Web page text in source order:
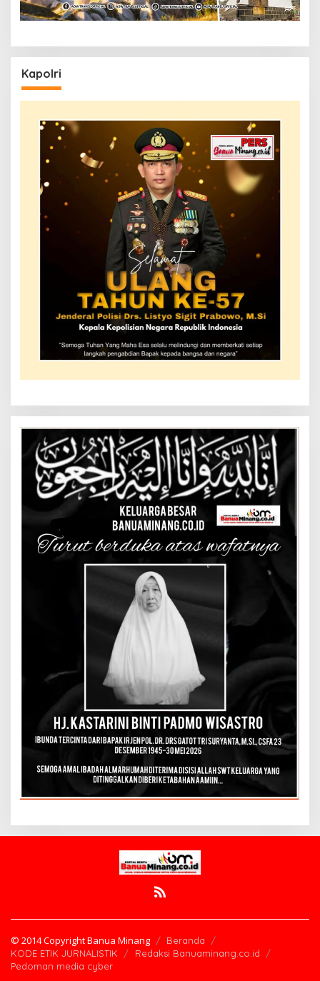
Kapolri
© 2014 Copyright Banua Minang
Beranda
KODE ETIK JURNALISTIK
Redaksi Banuaminang.co.id
Pedoman media cyber